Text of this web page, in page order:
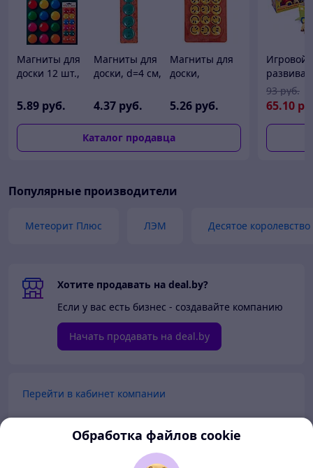
Магниты для
доски 12 шт.,
блистере
5.89 руб.
Магниты для
доски, d=4 см,
штуки,
блистер,
зелёные
4.37 руб.
Магниты для
доски,
см, набор 12
штук,
блистер,
Calligrata
5.26 руб.
Каталог продавца
Игровой
центр
"Трактор
(звук)
65.10
93 руб.
Популярные производители
Метеорит Плюс ЛЭМ Десятое королевство
Хотите продавать на deal.by?
Если у вас есть бизнес - создавайте компанию
Начать продавать на deal.by
Перейти в кабинет компании
Перейти в личный кабинет
Обработка файлов cookie